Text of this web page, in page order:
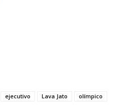
ejecutivo Lava Jato
olímpico